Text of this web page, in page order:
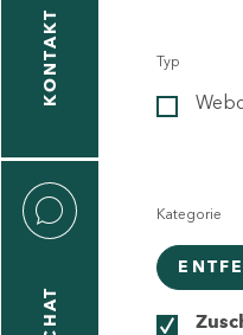
KONTAKT
CHAT
Typ
Kategorie